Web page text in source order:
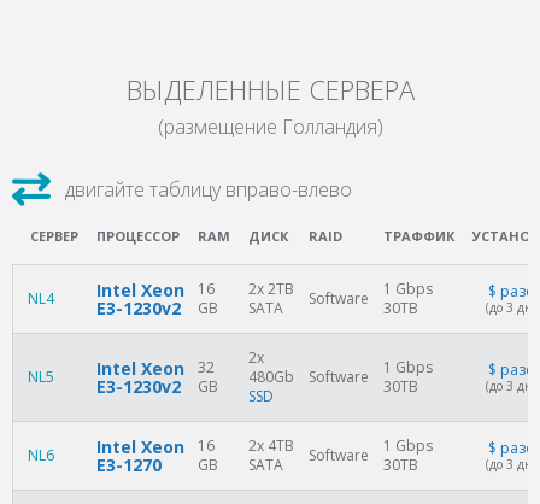
ВЫДЕЛЕННЫЕ СЕРВЕРА
(размещение Голландия)
СЕРВЕР ПРОЦЕССОР RAM ДИСК RAID ТРАФФИК
NL4 Intel Xeon
E3-1230v2
16
GB
2x 2TB
SATA
Software
1 Gbps
30TB
$
(до 3
NL5 Intel Xeon
E3-1230v2
32
GB
2x
480Gb
SSD
Software
1 Gbps
30TB
$
(до 3
NL6 Intel Xeon
E3-1270
16
GB
2x 4TB
SATA
Software
1 Gbps
30TB
$
(до 3